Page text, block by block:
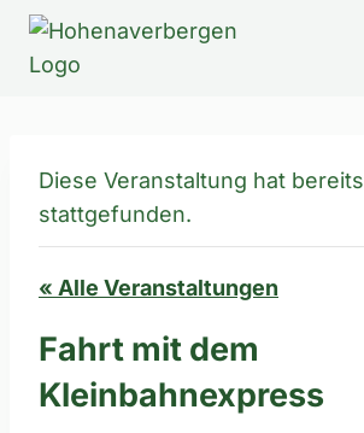
Zum
springen
Diese Veranstaltung hat bereits
stattgefunden.
« Alle Veranstaltungen
Fahrt mit dem
Kleinbahnexpress